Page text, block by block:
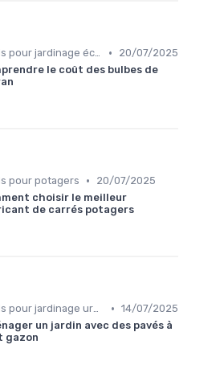
Outils pour jardinage écologique •
20/07/2025
le coût des bulbes de
pour potagers •
20/07/2025
choisir le meilleur
de carrés potagers
Outils pour jardinage urbain • 14/07/2025
un jardin avec des pavés à
gazon